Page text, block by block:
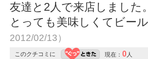
友達と2人で来店しまし
とっても美味しくてビー
2012/02/13）
このクチコミに 現在： 0人